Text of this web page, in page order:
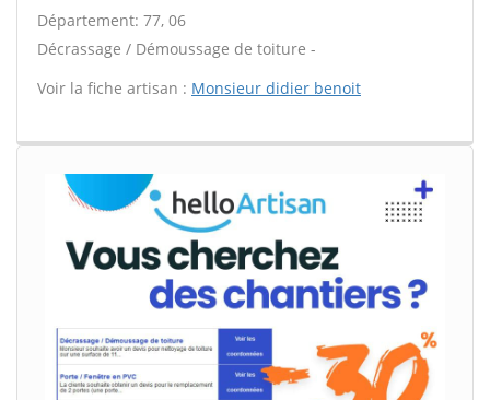
Département: 77, 06
Décrassage / Démoussage de toiture -
Voir la fiche artisan : Monsieur didier benoit